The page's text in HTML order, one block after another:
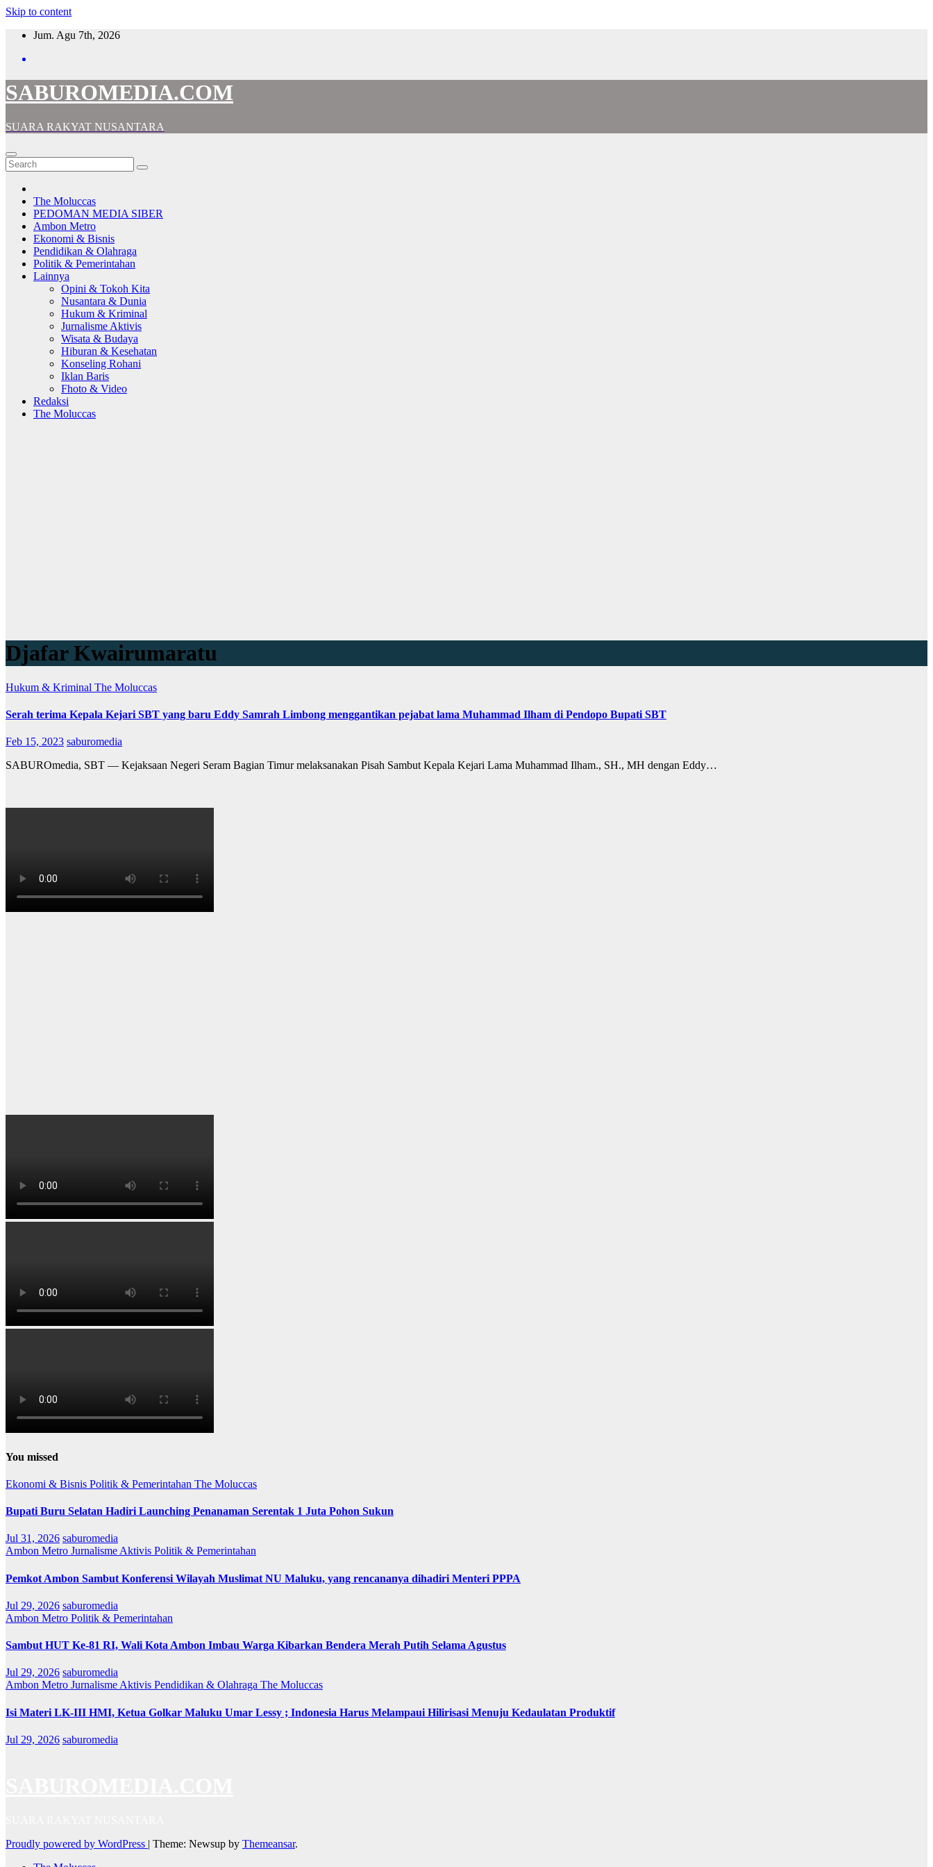
Skip to content
Jum. Agu 7th, 2026
SABUROMEDIA.COM
SUARA RAKYAT NUSANTARA
The Moluccas
PEDOMAN MEDIA SIBER
Ambon Metro
Ekonomi & Bisnis
Pendidikan & Olahraga
Politik & Pemerintahan
Lainnya
Opini & Tokoh Kita
Nusantara & Dunia
Hukum & Kriminal
Jurnalisme Aktivis
Wisata & Budaya
Hiburan & Kesehatan
Konseling Rohani
Iklan Baris
Fhoto & Video
Redaksi
The Moluccas
Djafar Kwairumaratu
Hukum & Kriminal The Moluccas
Serah terima Kepala Kejari SBT yang baru Eddy Samrah Limbong menggantikan pejabat lama Muhammad Ilham di Pendopo Bupati SBT
Feb 15, 2023 saburomedia
SABUROmedia, SBT — Kejaksaan Negeri Seram Bagian Timur melaksanakan Pisah Sambut Kepala Kejari Lama Muhammad Ilham., SH., MH dengan Eddy…
You missed
Ekonomi & Bisnis Politik & Pemerintahan The Moluccas
Bupati Buru Selatan Hadiri Launching Penanaman Serentak 1 Juta Pohon Sukun
Jul 31, 2026 saburomedia
Ambon Metro Jurnalisme Aktivis Politik & Pemerintahan
Pemkot Ambon Sambut Konferensi Wilayah Muslimat NU Maluku, yang rencananya dihadiri Menteri PPPA
Jul 29, 2026 saburomedia
Ambon Metro Politik & Pemerintahan
Sambut HUT Ke-81 RI, Wali Kota Ambon Imbau Warga Kibarkan Bendera Merah Putih Selama Agustus
Jul 29, 2026 saburomedia
Ambon Metro Jurnalisme Aktivis Pendidikan & Olahraga The Moluccas
Isi Materi LK-III HMI, Ketua Golkar Maluku Umar Lessy ; Indonesia Harus Melampaui Hilirisasi Menuju Kedaulatan Produktif
Jul 29, 2026 saburomedia
Proudly powered by WordPress | Theme: Newsup by Themeansar.